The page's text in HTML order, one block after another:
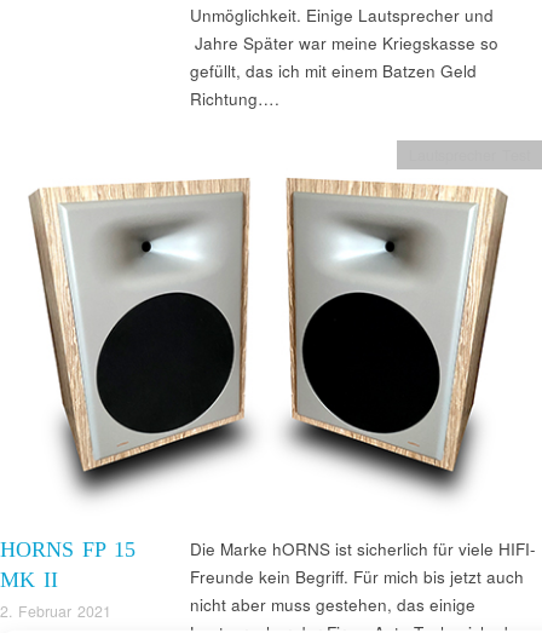
Unmöglichkeit. Einige Lautsprecher und
Jahre Später war meine Kriegskasse so
gefüllt, das ich mit einem Batzen Geld
Richtung….
HORNS FP 15
MK II
2. Februar 2021
Die Marke hORNS ist sicherlich für viele HIFI-
Freunde kein Begriff. Für mich bis jetzt auch
nicht aber muss gestehen, das einige